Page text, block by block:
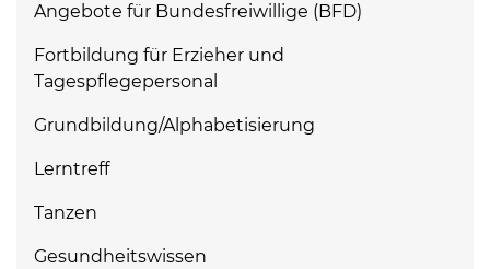
Angebote für Bundesfreiwillige (BFD)
Fortbildung für Erzieher und
Tagespflegepersonal
Grundbildung/Alphabetisierung
Lerntreff
Tanzen
Gesundheitswissen